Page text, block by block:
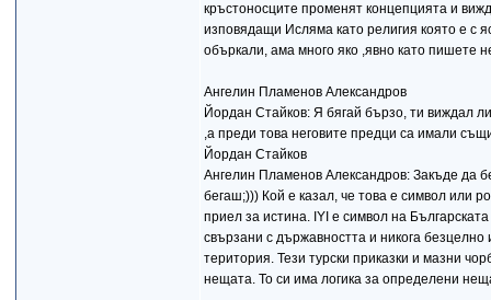
кръстоносците променят концепцията и
изповядащи Исляма като религия която е с
объркали, ама много яко ,явно като пишете
Ангелин Пламенов Александров
Йордан Стайков: Я бягай бързо, ти виждал
,а преди това неговите предци са имали
Йордан Стайков
Ангелин Пламенов Александров: Закъде да
бегаш;))) Кой е казал, че това е символ или
приел за истина. IYI e символ на
свързани с държавността и никога
територия. Тези турски приказки и мазни
нещата. То си има логика за определени